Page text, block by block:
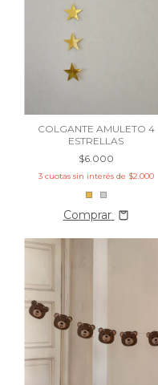
COLGANTE AMULETO 4
ESTRELLAS
$6.000
3 cuotas sin interés de $2.000
Comprar